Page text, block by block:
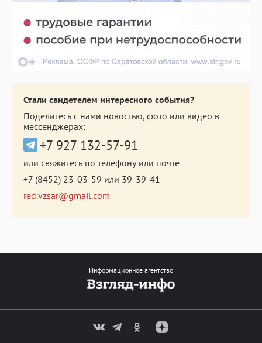
Стали свидетелем интересного события?
Поделитесь с нами новостью, фото или видео в
мессенджерах:
+7 927 132-57-91
или свяжитесь по телефону или почте
+7 (8452) 23-03-59 или 39-39-41
red.vzsar@gmail.com
Информационное агентство